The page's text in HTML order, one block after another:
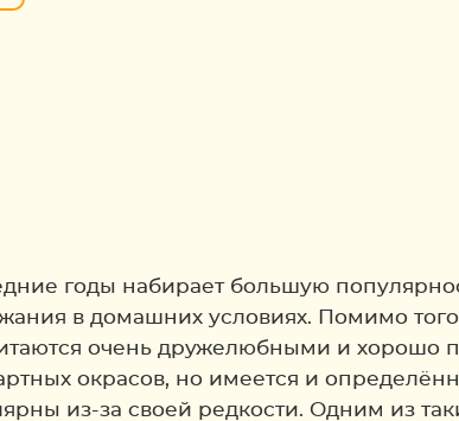
годы набирает большую
в домашних условиях. Помимо
очень дружелюбными и хорошо
окрасов, но имеется и
из-за своей редкости. Одним из